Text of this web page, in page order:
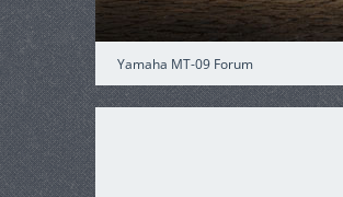
Yamaha MT-09 Forum